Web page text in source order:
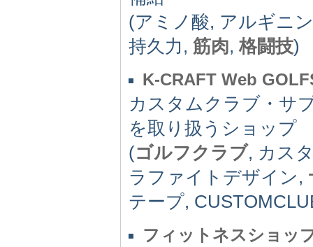
(アミノ酸, アルギニ
持久力, 筋肉,格闘技)
K-CRAFT Web
カスタムクラブ・サ
を取り扱うショップ
(ゴルフクラブ, カス
ラファイトデザイン,
テープ,
フィットネスショッ